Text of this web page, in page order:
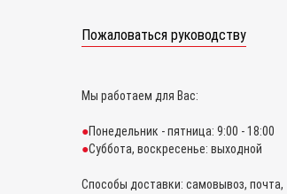
Пожаловаться руководству
Мы работаем для Вас:
Понедельник - пятница: 9:00 - 18:00
Суббота, воскресенье: выходной
Способы доставки: самовывоз, почта,